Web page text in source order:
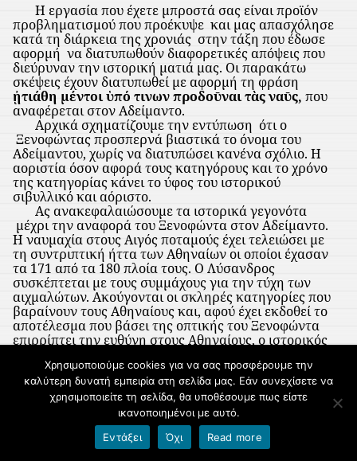
Η εργασία που έχετε μπροστά σας είναι προϊόν
προβληματισμού που προέκυψε και μας απασχόλησε
κατά τη διάρκεια της χρονιάς στην τάξη που έδωσε
αφορμή να διατυπωθούν διαφορετικές απόψεις που
διεύρυναν την ιστορική ματιά μας. Οι παρακάτω
σκέψεις έχουν διατυπωθεί με αφορμή τη φράση
ᾐτιάθη μέντοιὑπό τινων προδοῡναι τὰς ναῡς, που
αναφέρεται στον Αδείμαντο.
Αρχικά σχηματίζουμε την εντύπωση ότι ο
Ξενοφώντας προσπερνά βιαστικά το όνομα του
Αδείμαντου, χωρίς να διατυπώσει κανένα σχόλιο. Η
αοριστία όσον αφορά τους κατηγόρους και το χρόνο
της κατηγορίας κάνει το ύφος του ιστορικού
σιβυλλικό και αόριστο.
Ας ανακεφαλαιώσουμε τα ιστορικά γεγονότα
μέχρι την αναφορά του Ξενοφώντα στον Αδείμαντο.
Η ναυμαχία στους Αιγός ποταμούς έχει τελειώσει με
τη συντριπτική ήττα των Αθηναίων οι οποίοι έχασαν
τα 171 από τα 180 πλοία τους. Ο Λύσανδρος
συσκέπτεται με τους συμμάχους για την τύχη των
αιχμαλώτων. Ακούγονται οι σκληρές κατηγορίες που
βαραίνουν τους Αθηναίους και, αφού έχει εκδοθεί το
αποτέλεσμα που βάσει της οπτικής του Ξενοφώντα
επιρρίπτει την ευθύνη στους Αθηναίους, ο ιστορικός
Αδείμαντου χωρίς κανένα σχόλιο, πράγμα που μας
αναγκάζει να ξαναδιαβάσουμε τα γεγονότα,
προκειμένου να εκδώσουμε ως αναγνώστες την
ετυμηγορία μας για τους υπεύθυνους . Γιατί, αν
αληθεύει αυτή η άποψη, τότε θα πρέπει να δούμε
διαφορετικά και την προσωπικότητα του
όπως παρουσιάζεται στο κείμενο, και
Χρησιμοποιούμε cookies για να σας προσφέρουμε την
καλύτερη δυνατή εμπειρία στη σελίδα μας. Εάν συνεχίσετε να
χρησιμοποιείτε τη σελίδα, θα υποθέσουμε πως είστε
ικανοποιημένοι με αυτό.
Εντάξει
Όχι Read more